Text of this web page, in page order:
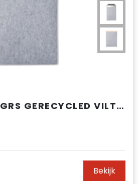
VINGA ALBON GRS GERECYCLED VILT 15" LAPTOPHOES
Bekijk